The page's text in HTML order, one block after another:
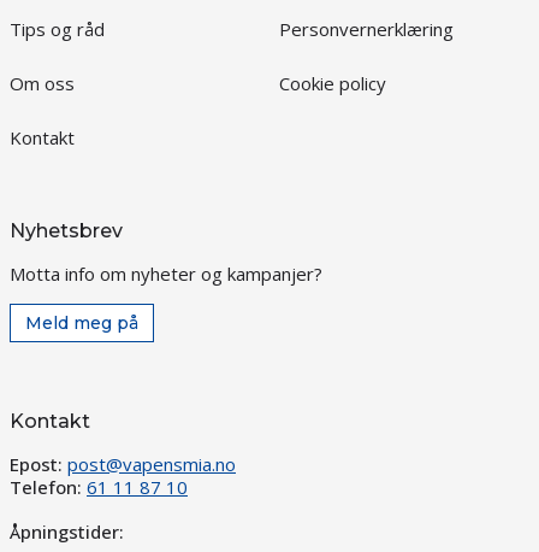
Tips og råd
Om oss
Kontakt
Personvernerklæring
Cookie policy
Nyhetsbrev
Motta info om nyheter og kampanjer?
Meld meg på
Kontakt
Epost: post@vapensmia.no
Telefon: 61 11 87 10
Åpningstider: